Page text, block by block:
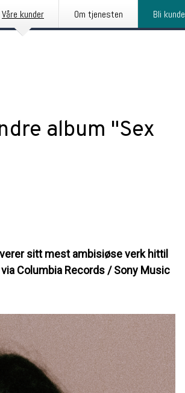
Våre kunder Om tjenesten Bli kunde
album "Sex
sitt mest ambisiøse verk hittil
Columbia Records / Sony Music